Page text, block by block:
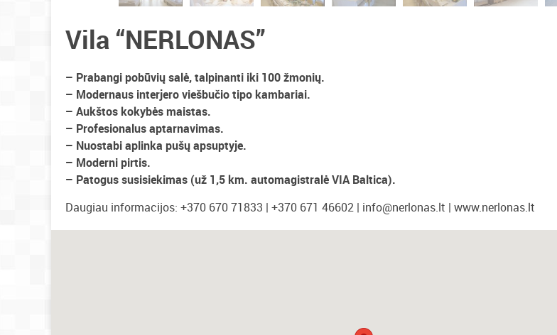
Vila “NERLONAS”
– Prabangi pobūvių salė, talpinanti iki 100 žmonių.
– Modernaus interjero viešbučio tipo kambariai.
– Aukštos kokybės maistas.
– Profesionalus aptarnavimas.
– Nuostabi aplinka pušų apsuptyje.
– Moderni pirtis.
– Patogus susisiekimas (už 1,5 km. automagistralė VIA Baltica).
Daugiau informacijos: +370 670 71833 | +370 671 46602 | info@nerlonas.lt | www.nerlonas.lt